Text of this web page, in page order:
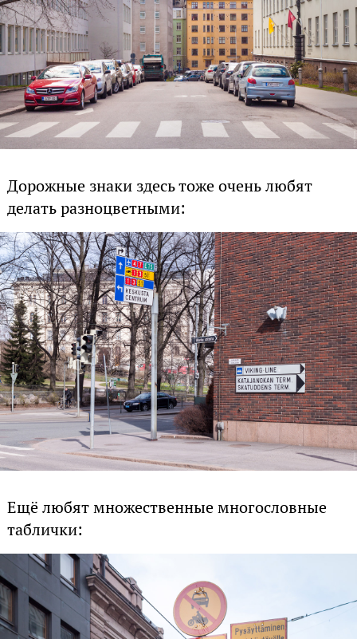
Дорожные знаки здесь тоже очень любят
делать разноцветными:
Ещё любят множественные многословные
таблички: